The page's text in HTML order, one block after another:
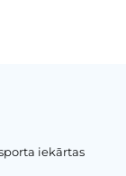
iekārtas